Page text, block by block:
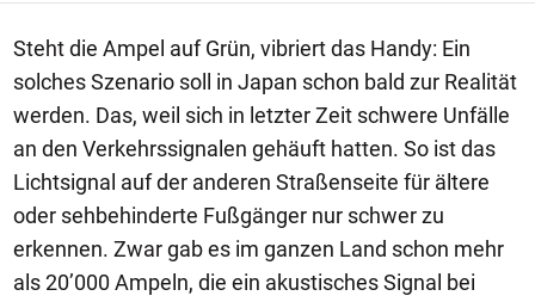
Steht die Ampel auf Grün, vibriert das Handy: Ein
solches Szenario soll in Japan schon bald zur Realität
werden. Das, weil sich in letzter Zeit schwere Unfälle
an den Verkehrssignalen gehäuft hatten. So ist das
Lichtsignal auf der anderen Straßenseite für ältere
oder sehbehinderte Fußgänger nur schwer zu
erkennen. Zwar gab es im ganzen Land schon mehr
als 20’000 Ampeln, die ein akustisches Signal bei